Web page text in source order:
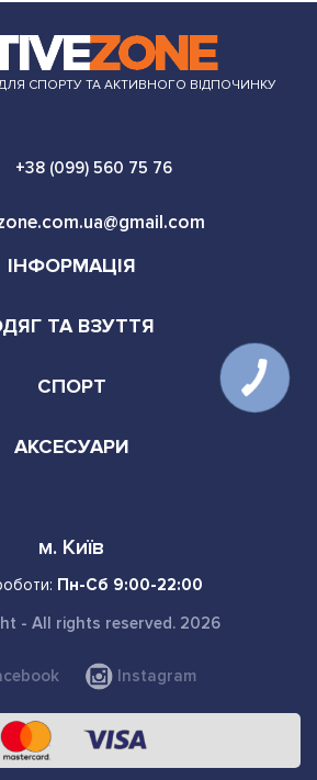
СПОРТУ ТА АКТИВНОГО ВІДПОЧИНКУ
+38 (099) 560 75 76
ІНФОРМАЦІЯ
ТА ВЗУТТЯ
СПОРТ
АКСЕСУАРИ
м. Київ
Пн-Сб 9:00-22:00
- All rights reserved. 2026
Instagram